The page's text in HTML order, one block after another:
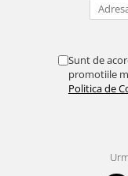
Sunt de
promotiile
Politica de